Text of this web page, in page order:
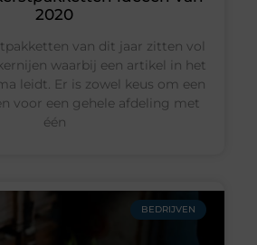
2020
van dit jaar zitten vol
waarbij een artikel in het
leidt. Er is zowel keus om een
voor een gehele afdeling met
één
BEDRIJVEN